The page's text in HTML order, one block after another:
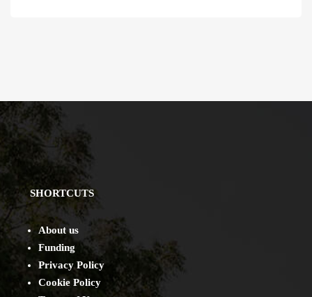
SHORTCUTS
About us
Funding
Privacy Policy
Cookie Policy